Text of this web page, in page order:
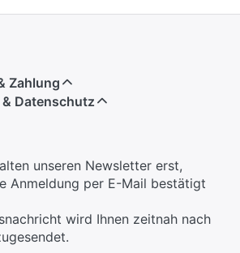
Zahlung
Datenschutz
unseren Newsletter erst,
Anmeldung per E-Mail bestätigt
wird Ihnen zeitnah nach